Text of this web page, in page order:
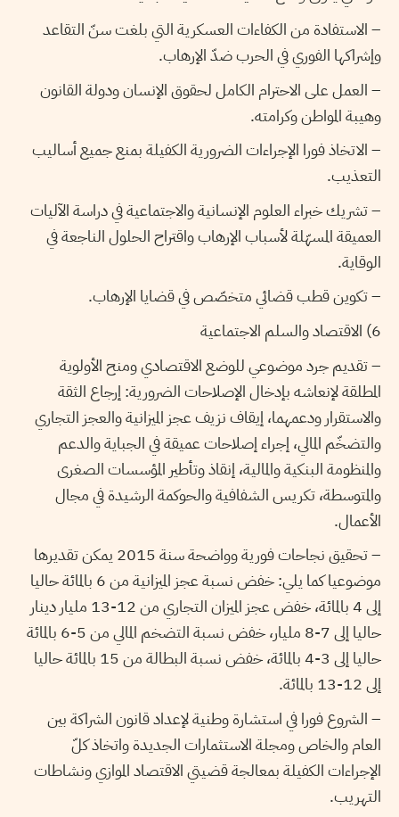
– الاستفادة من الكفاءات العسكرية التي بلغت سنّ التقاعد
وإشراكها الفوري في الحرب ضدّ الإرهاب.
– العمل على الاحترام الكامل لحقوق الإنسان ودولة القانون
وهيبة المواطن وكرامته.
– الاتخاذ فورا الإجراءات الضرورية الكفيلة بمنع جميع أساليب
التعذيب.
– تشريك خبراء العلوم الإنسانية والاجتماعية في دراسة الآليات
العميقة المسهّلة لأسباب الإرهاب واقتراح الحلول الناجعة في
الوقاية.
– تكوين قطب قضائي متخصّص في قضايا الإرهاب.
6) الاقتصاد والسلم الاجتماعية
– تقديم جرد موضوعي للوضع الاقتصادي ومنح الأولوية
المطلقة لإنعاشه بإدخال الإصلاحات الضرورية: إرجاع الثقة
والاستقرار ودعمهما، إيقاف نزيف عجز الميزانية والعجز التجاري
والتضخّم المالي، إجراء إصلاحات عميقة في الجباية والدعم
والمنظومة البنكية والمالية، إنقاذ وتأطير المؤسسات الصغرى
والمتوسطة، تكريس الشفافية والحوكمة الرشيدة في مجال
الأعمال.
– تحقيق نجاحات فورية وواضحة سنة 2015 يمكن تقديرها
موضوعيا كما يلي: خفض نسبة عجز الميزانية من 6 بالمائة حاليا
إلى 4 بالمائة، خفض عجز الميزان التجاري من 12-13 مليار دينار
حاليا إلى 7-8 مليار، خفض نسبة التضخم المالي من 5-6 بالمائة
حاليا إلى 3-4 بالمائة، خفض نسبة البطالة من 15 بالمائة حاليا
إلى 12-13 بالمائة.
– الشروع فورا في استشارة وطنية لإعداد قانون الشراكة بين
العام والخاص ومجلة الاستثمارات الجديدة واتخاذ كلّ
الإجراءات الكفيلة بمعالجة قضيتي الاقتصاد الموازي ونشاطات
التهريب.